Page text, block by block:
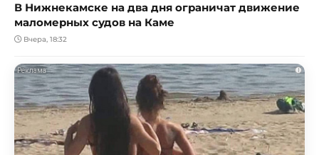
В Нижнекамске на два дня ограничат движение
маломерных судов на Каме
Вчера, 18:32
i